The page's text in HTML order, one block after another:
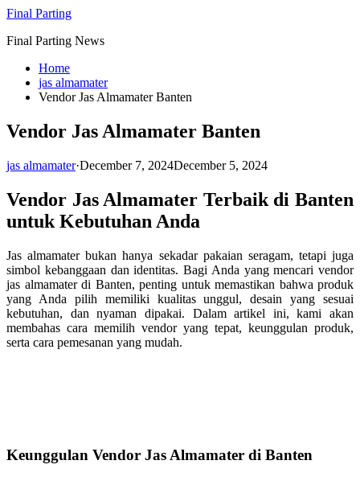
Skip
content
Final Parting
Final Parting News
Home
jas almamater
Vendor Jas Almamater Banten
Vendor Jas Almamater Banten
jas almamater·December 7, 2024December 5, 2024
Vendor Jas Almamater Terbaik di Banten
untuk Kebutuhan Anda
Jas almamater bukan hanya sekadar pakaian seragam, tetapi juga
simbol kebanggaan dan identitas. Bagi Anda yang mencari vendor
jas almamater di Banten, penting untuk memastikan bahwa produk
yang Anda pilih memiliki kualitas unggul, desain yang sesuai
kebutuhan, dan nyaman dipakai. Dalam artikel ini, kami akan
membahas cara memilih vendor yang tepat, keunggulan produk,
serta cara pemesanan yang mudah.
Keunggulan Vendor Jas Almamater di Banten